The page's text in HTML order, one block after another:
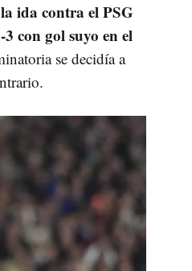
ida contra el PSG
con gol suyo en el
se decidía a